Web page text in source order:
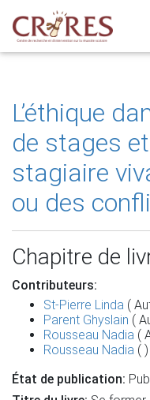
L’éthique
de stages
stagiaire
ou des
Chapitre de
Contributeurs:
St-Pierre Linda (
Parent Ghyslain (
Rousseau Nadia (
Rousseau Nadia ( )
État de publication: